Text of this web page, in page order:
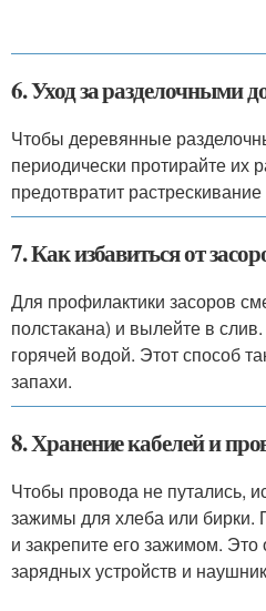
6. Уход за разделочными
Чтобы деревянные
периодически протирайте их
предотвратит
7. Как избавиться от
Для профилактики засоров
полстакана) и вылейте в
горячей водой. Этот способ
запахи.
8. Хранение кабелей и
Чтобы провода не путались,
зажимы для хлеба или
и закрепите его зажимом.
зарядных устройств и